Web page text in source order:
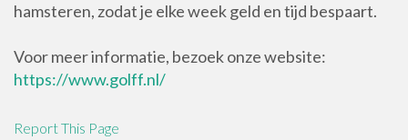
hamsteren, zodat je elke week geld en tijd bespaart.
Voor meer informatie, bezoek onze website:
https://www.golff.nl/
Report This Page